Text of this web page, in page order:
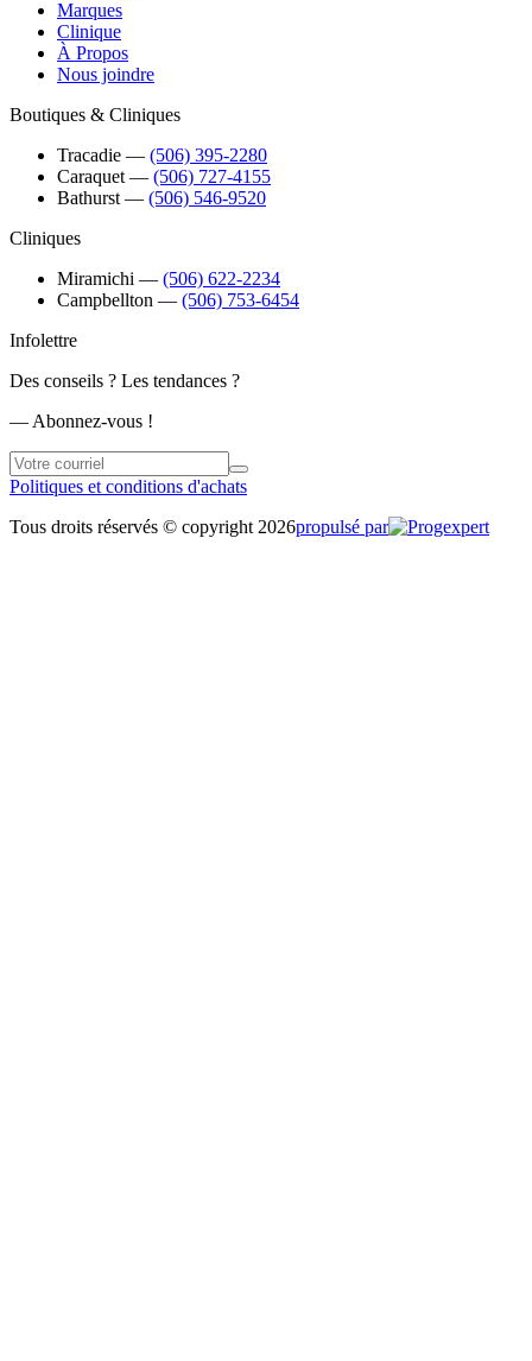
Marques
Clinique
À Propos
Nous joindre
Boutiques & Cliniques
Tracadie ― (506) 395-2280
Caraquet ― (506) 727-4155
Bathurst ― (506) 546-9520
Cliniques
Miramichi ― (506) 622-2234
Campbellton ― (506) 753-6454
Infolettre
Des conseils ? Les tendances ?
― Abonnez-vous !
Politiques et conditions d'achats
Tous droits réservés © copyright 2026propulsé par